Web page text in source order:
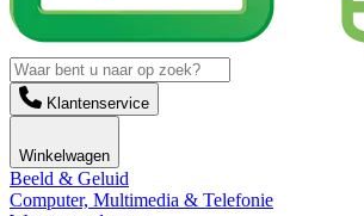
Klantenservice
Winkelwagen
Beeld & Geluid
Computer, Multimedia & Telefonie